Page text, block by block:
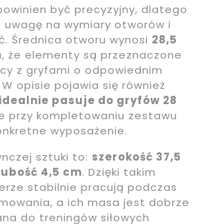
być precyzyjny, dlatego
na wymiary otworów i
Średnica otworu wynosi 28,5
że elementy są przeznaczone
z gryfami o odpowiednim
opisie pojawia się również
idealnie pasuje do gryfów 28
przy kompletowaniu zestawu
wyposażenie.
sztuki to: szerokość 37,5
4,5 cm. Dzięki takim
stabilnie pracują podczas
a ich masa jest dobrze
do treningów siłowych